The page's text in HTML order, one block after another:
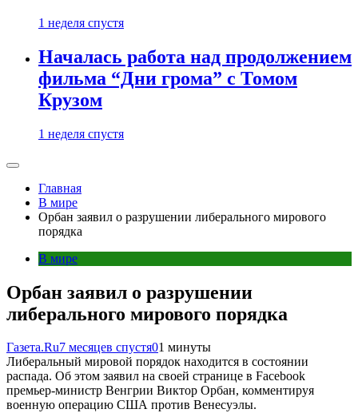
1 неделя спустя
Началась работа над продолжением
фильма “Дни грома” с Томом
Крузом
1 неделя спустя
Главная
В мире
Орбан заявил о разрушении либерального мирового
порядка
В мире
Орбан заявил о разрушении
либерального мирового порядка
Газета.Ru7 месяцев спустя01 минуты
Либеральный мировой порядок находится в состоянии
распада. Об этом заявил на своей странице в Facebook
премьер-министр Венгрии Виктор Орбан, комментируя
военную операцию США против Венесуэлы.